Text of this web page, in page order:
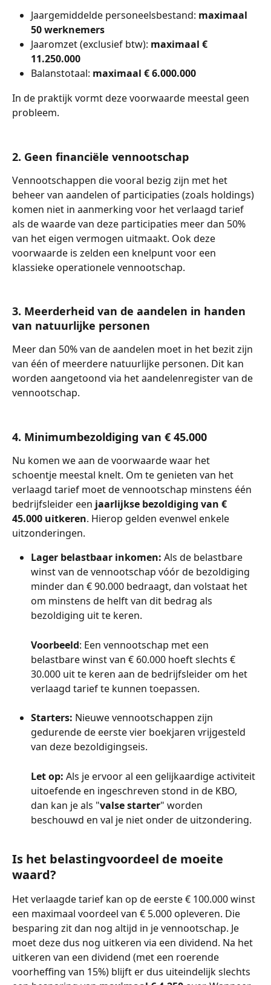
Jaargemiddelde personeelsbestand: maximaal
50 werknemers
Jaaromzet (exclusief btw): maximaal €
11.250.000
Balanstotaal: maximaal € 6.000.000
In de praktijk vormt deze voorwaarde meestal geen
probleem.
2. Geen financiële vennootschap
Vennootschappen die vooral bezig zijn met het
beheer van aandelen of participaties (zoals holdings)
komen niet in aanmerking voor het verlaagd tarief
als de waarde van deze participaties meer dan 50%
van het eigen vermogen uitmaakt. Ook deze
voorwaarde is zelden een knelpunt voor een
klassieke operationele vennootschap.
3. Meerderheid van de aandelen in handen
van natuurlijke personen
Meer dan 50% van de aandelen moet in het bezit zijn
van één of meerdere natuurlijke personen. Dit kan
worden aangetoond via het aandelenregister van de
vennootschap.
4. Minimumbezoldiging van € 45.000
Nu komen we aan de voorwaarde waar het
schoentje meestal knelt. Om te genieten van het
verlaagd tarief moet de vennootschap minstens één
bedrijfsleider een jaarlijkse bezoldiging van €
45.000 uitkeren. Hierop gelden evenwel enkele
uitzonderingen.
Lager belastbaar inkomen: Als de belastbare
winst van de vennootschap vóór de bezoldiging
minder dan € 90.000 bedraagt, dan volstaat het
om minstens de helft van dit bedrag als
bezoldiging uit te keren.
Voorbeeld: Een vennootschap met een
belastbare winst van € 60.000 hoeft slechts €
30.000 uit te keren aan de bedrijfsleider om het
verlaagd tarief te kunnen toepassen.
Starters: Nieuwe vennootschappen zijn
gedurende de eerste vier boekjaren vrijgesteld
van deze bezoldigingseis.
Let op: Als je ervoor al een gelijkaardige activiteit
uitoefende en ingeschreven stond in de KBO,
dan kan je als "valse starter" worden
beschouwd en val je niet onder de uitzondering.
Is het belastingvoordeel de moeite
waard?
Het verlaagde tarief kan op de eerste € 100.000 winst
een maximaal voordeel van € 5.000 opleveren. Die
besparing zit dan nog altijd in je vennootschap. Je
moet deze dus nog uitkeren via een dividend. Na het
uitkeren van een dividend (met een roerende
voorheffing van 15%) blijft er dus uiteindelijk slechts